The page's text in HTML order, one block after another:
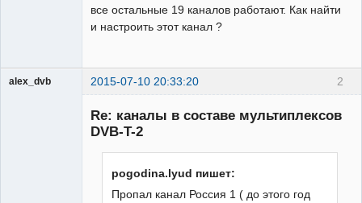
все остальные 19 каналов работают. Как найти
и настроить этот канал ?
2
alex_dvb 2015-07-10 20:33:20
Re: каналы в составе мультиплексов
DVB-T-2
pogodina.lyud пишет:
Пропал канал Россия 1 ( до этого год